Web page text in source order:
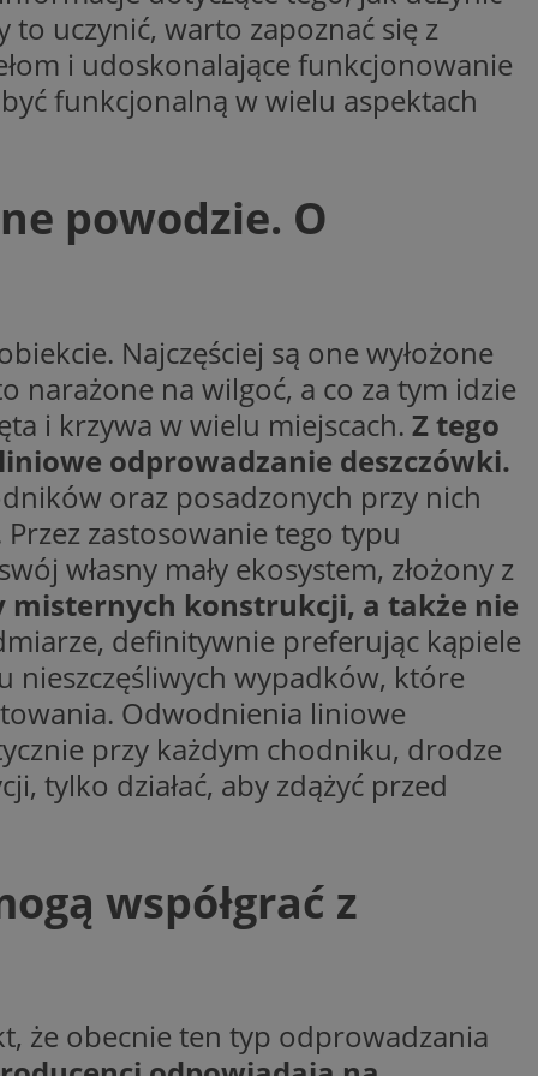
uczynić, warto zapoznać się z
i udoskonalające funkcjonowanie
funkcjonalną w wielu aspektach
powodzie. O
Najczęściej są one wyłożone
narażone na wilgoć, a co za tym idzie
i krzywa w wielu miejscach. Z tego
odprowadzanie deszczówki.
oraz posadzonych przy nich
zastosowanie tego typu
własny mały ekosystem, złożony z
misternych konstrukcji, a także nie
definitywnie preferując kąpiele
nieszczęśliwych wypadków, które
Odwodnienia liniowe
przy każdym chodniku, drodze
tylko działać, aby zdążyć przed
współgrać z
że obecnie ten typ odprowadzania
sesji.
sesji.
sesji.
ludzi i
identyfikatora
przechowywania
do usług
czy użytkownik
lub reklamy.
o zgodzie
dotyczących
z witryny.
prywatności
przestrzeganie
użytkownik nie
preferencji,
z regulacjami
gościa na
celów
usługę Cookie-
preferencji
na pliki cookie.
Cookie-
do
Jest on
i służy do
sesji i kampanii
aby pomóc
identyfikuje
jest używany
użytkowników i
korzystania z